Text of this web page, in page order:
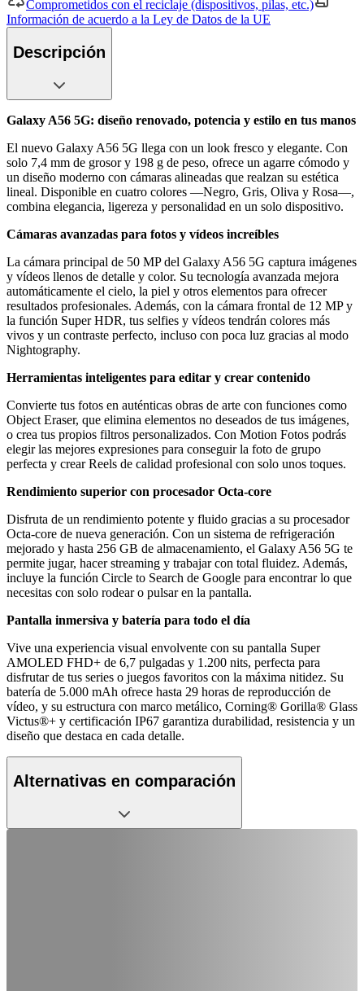
Comprometidos con el reciclaje (dispositivos, pilas, etc.)
Información de acuerdo a la Ley de Datos de la UE
Descripción
Galaxy A56 5G: diseño renovado, potencia y estilo en tus manos
El nuevo Galaxy A56 5G llega con un look fresco y elegante. Con
solo 7,4 mm de grosor y 198 g de peso, ofrece un agarre cómodo y
un diseño moderno con cámaras alineadas que realzan su estética
lineal. Disponible en cuatro colores —Negro, Gris, Oliva y Rosa—,
combina elegancia, ligereza y personalidad en un solo dispositivo.
Cámaras avanzadas para fotos y vídeos increíbles
La cámara principal de 50 MP del Galaxy A56 5G captura imágenes
y vídeos llenos de detalle y color. Su tecnología avanzada mejora
automáticamente el cielo, la piel y otros elementos para ofrecer
resultados profesionales. Además, con la cámara frontal de 12 MP y
la función Super HDR, tus selfies y vídeos tendrán colores más
vivos y un contraste perfecto, incluso con poca luz gracias al modo
Nightography.
Herramientas inteligentes para editar y crear contenido
Convierte tus fotos en auténticas obras de arte con funciones como
Object Eraser, que elimina elementos no deseados de tus imágenes,
o crea tus propios filtros personalizados. Con Motion Fotos podrás
elegir las mejores expresiones para conseguir la foto de grupo
perfecta y crear Reels de calidad profesional con solo unos toques.
Rendimiento superior con procesador Octa-core
Disfruta de un rendimiento potente y fluido gracias a su procesador
Octa-core de nueva generación. Con un sistema de refrigeración
mejorado y hasta 256 GB de almacenamiento, el Galaxy A56 5G te
permite jugar, hacer streaming y trabajar con total fluidez. Además,
incluye la función Circle to Search de Google para encontrar lo que
necesitas con solo rodear o pulsar en la pantalla.
Pantalla inmersiva y batería para todo el día
Vive una experiencia visual envolvente con su pantalla Super
AMOLED FHD+ de 6,7 pulgadas y 1.200 nits, perfecta para
disfrutar de tus series o juegos favoritos con la máxima nitidez. Su
batería de 5.000 mAh ofrece hasta 29 horas de reproducción de
vídeo, y su estructura con marco metálico, Corning® Gorilla® Glass
Victus®+ y certificación IP67 garantiza durabilidad, resistencia y un
diseño que destaca en cada detalle.
Alternativas en comparación